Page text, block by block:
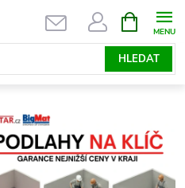
HLEDAT
NÁKUPNÍ
KOŠÍK